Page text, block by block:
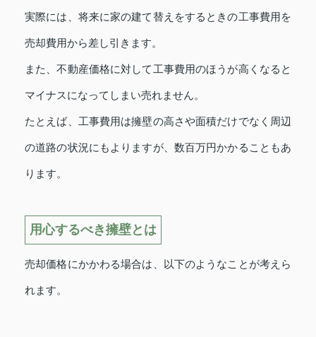
実際には、将来に家の建て替えをするときの工事費用を
売却費用から差し引きます。
また、不動産価格に対して工事費用のほうが高くなると
マイナスになってしまい売れません。
たとえば、工事費用は擁壁の高さや面積だけでなく周辺
の道路の状況にもよりますが、数百万円かかることもあ
ります。
用心するべき擁壁とは
売却価格にかかわる場合は、以下のようなことが考えら
れます。